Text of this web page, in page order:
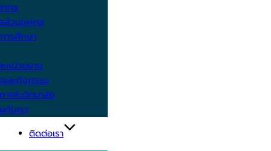
กร
ส่วนบุคคล
ารศึกษา
หน่วยงาน
และกิจกรรม
าศในวิทยาลัย
กับเรา
ติดต่อเรา